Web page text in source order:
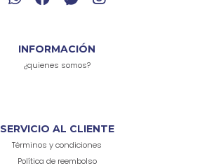
INFORMACIÓN
¿quienes somos?
SERVICIO AL CLIENTE
Términos y condiciones
Política de reembolso